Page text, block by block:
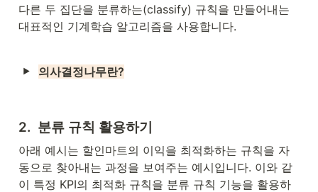
다른 두 집단을 분류하는(classify) 규칙을 만들어내는
대표적인 기계학습 알고리즘을 사용합니다.
의사결정나무란?
2.  분류 규칙 활용하기
아래 예시는 할인마트의 이익을 최적화하는 규칙을 자
동으로 찾아내는 과정을 보여주는 예시입니다. 이와 같
이 특정 KPI의 최적화 규칙을 분류 규칙 기능을 활용하